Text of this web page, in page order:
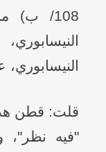
108/ ب)
قلت: قطن هذا
"فيه نظر"،